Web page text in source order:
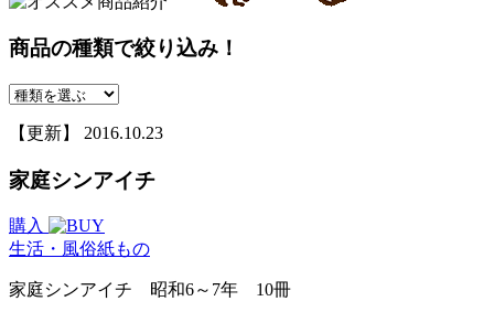
商品の種類で絞り込み！
【更新】 2016.10.23
家庭シンアイチ
購入
生活・風俗紙もの
家庭シンアイチ 昭和6～7年 10冊